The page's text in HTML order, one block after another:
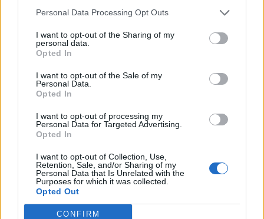
Personal Data Processing Opt Outs
I want to opt-out of the Sharing of my
personal data.
Opted In
I want to opt-out of the Sale of my
Personal Data.
Opted In
I want to opt-out of processing my
Personal Data for Targeted Advertising.
Opted In
I want to opt-out of Collection, Use,
Retention, Sale, and/or Sharing of my
Personal Data that Is Unrelated with the
Purposes for which it was collected.
Opted Out
CONFIRM
Σάρχο
ΠΕΡΙΣΣΟΤΕΡΑ
ΣΧΕΤΙΚA AΡΘΡΑ
Δήμος Μινώα Πεδιάδας: Συνολικά 285 ζώα έλαβαν
ΚΡΗΤΗ 13:35
Συνολικά 285 ζώα έλαβαν